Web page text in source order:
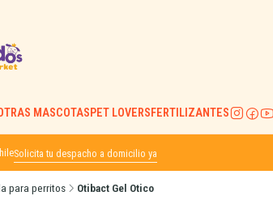
MASCOTASPET LOVERSFERTILIZANTES
Solicita tu despacho a domicilio ya
para perritos Otibact Gel Otico